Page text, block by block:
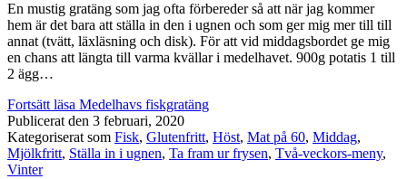
En mustig gratäng som jag ofta förbereder så att när jag kommer
hem är det bara att ställa in den i ugnen och som ger mig mer till till
annat (tvätt, läxläsning och disk). För att vid middagsbordet ge mig
en chans att längta till varma kvällar i medelhavet. 900g potatis 1 till
2 ägg…
Fortsätt läsa Medelhavs fiskgratäng
Publicerat den 3 februari, 2020
Kategoriserat som Fisk, Glutenfritt, Höst, Mat på 60, Middag,
Mjölkfritt, Ställa in i ugnen, Ta fram ur frysen, Två-veckors-meny,
Vinter